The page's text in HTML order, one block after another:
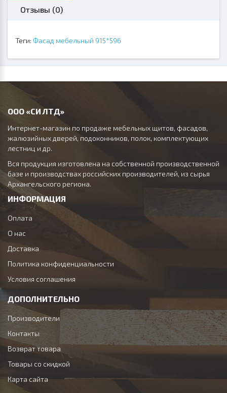
Отзывы (0)
Теги: Фасад мебельный 915*596
ООО «СИ ЛТД»
Интернет-магазин по продаже мебельных щитов, фасадов,
жалюзийных дверей, подоконников, полок, комплектующих
лестниц и др.
Вся продукция изготовлена на собственной производственной
базе и производствах российских производителей, из сырья
Архангельского региона.
ИНФОРМАЦИЯ
Оплата
О нас
Доставка
Политика конфиденциальности
Условия соглашения
ДОПОЛНИТЕЛЬНО
Производители
Контакты
Возврат товара
Товары со скидкой
Карта сайта